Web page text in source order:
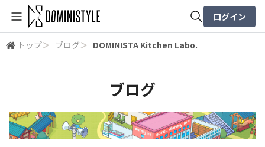
全体検索
ログイン
トップ＞ ブログ＞ DOMINISTA Kitchen Labo.
ブログ